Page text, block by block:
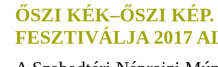
ŐSZI KÉK–ŐSZI
FESZTIVÁLJA 2017